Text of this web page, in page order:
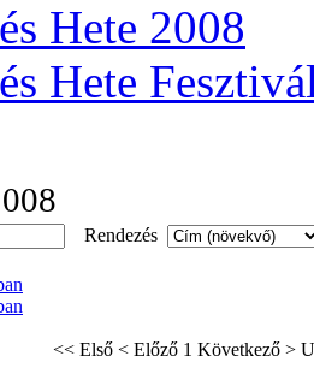
Hete 2008
Hete
Rendezés
<< Első < Előző 1 Következő >